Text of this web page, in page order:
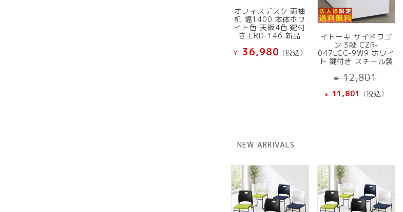
オフィスデスク 両袖
机 幅1400 本体ホワ
イト色 天板4色 鍵付
き LRD-146 新品
¥ 36,980 (税込）
イトーキ サイドワゴ
ン 3段 CZR-
047LCC-9W9 ホワイ
ト 鍵付き スチール製
¥12,801
の
価
¥ 11,801 現
で
す。
(税込）
NEW ARRIVALS